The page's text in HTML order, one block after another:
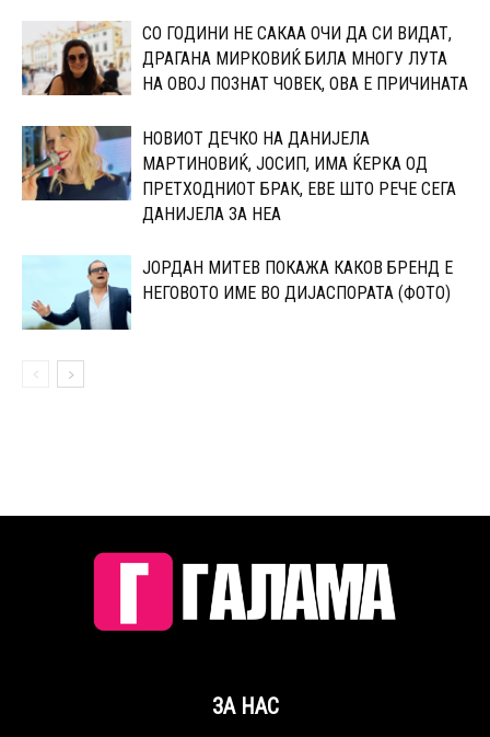
СО ГОДИНИ НЕ САКАА ОЧИ ДА СИ ВИДАТ,
ДРАГАНА МИРКОВИЌ БИЛА МНОГУ ЛУТА
НА ОВОЈ ПОЗНАТ ЧОВЕК, ОВА Е ПРИЧИНАТА
НОВИОТ ДЕЧКО НА ДАНИЈЕЛА
МАPТИНОВИЌ, ЈОСИП, ИМА ЌЕPКА ОД
ПPЕТХОДНИОТ БРАК, ЕВЕ ШТО РЕЧЕ СЕГА
ДАНИЈЕЛА ЗА НЕА
ЈОРДАН МИТЕВ ПОКАЖА КАКОВ БРЕНД Е
НЕГОВОТО ИМЕ ВО ДИЈАСПОРАТА (ФОТО)
ЗА НАС